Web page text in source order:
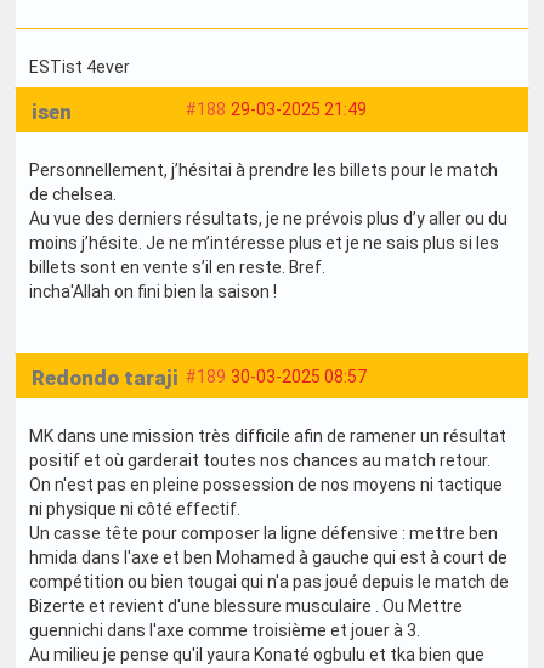
ESTist 4ever
#188 29-03-2025 21:49
isen
Personnellement, j’hésitai à prendre les billets pour le match
de chelsea.
Au vue des derniers résultats, je ne prévois plus d’y aller ou du
moins j’hésite. Je ne m’intéresse plus et je ne sais plus si les
billets sont en vente s’il en reste. Bref.
incha'Allah on fini bien la saison !
#189 30-03-2025 08:57
Redondo taraji
MK dans une mission très difficile afin de ramener un résultat
positif et où garderait toutes nos chances au match retour.
On n'est pas en pleine possession de nos moyens ni tactique
ni physique ni côté effectif.
Un casse tête pour composer la ligne défensive : mettre ben
hmida dans l'axe et ben Mohamed à gauche qui est à court de
compétition ou bien tougai qui n'a pas joué depuis le match de
Bizerte et revient d'une blessure musculaire . Ou Mettre
guennichi dans l'axe comme troisième et jouer à 3.
Au milieu je pense qu'il yaura Konaté ogbulu et tka bien que